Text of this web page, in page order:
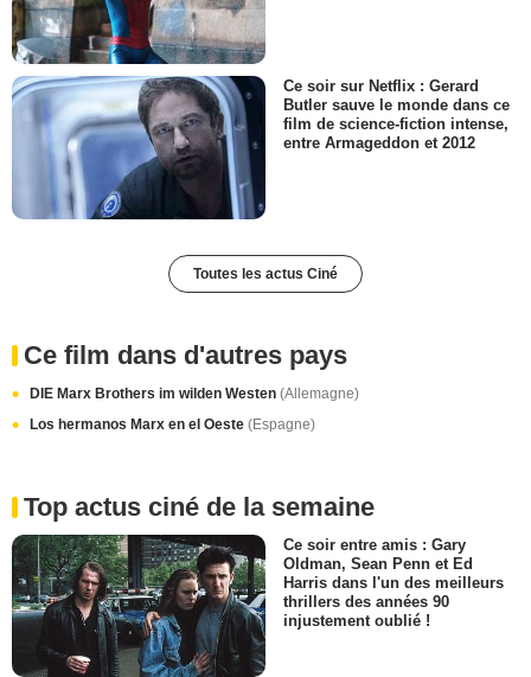
Ce soir sur Netflix : Gerard
Butler sauve le monde dans ce
film de science-fiction intense,
entre Armageddon et 2012
Toutes les actus Ciné
Ce film dans d'autres pays
DIE Marx Brothers im wilden Westen (Allemagne)
Los hermanos Marx en el Oeste (Espagne)
Top actus ciné de la semaine
Ce soir entre amis : Gary
Oldman, Sean Penn et Ed
Harris dans l'un des meilleurs
thrillers des années 90
injustement oublié !